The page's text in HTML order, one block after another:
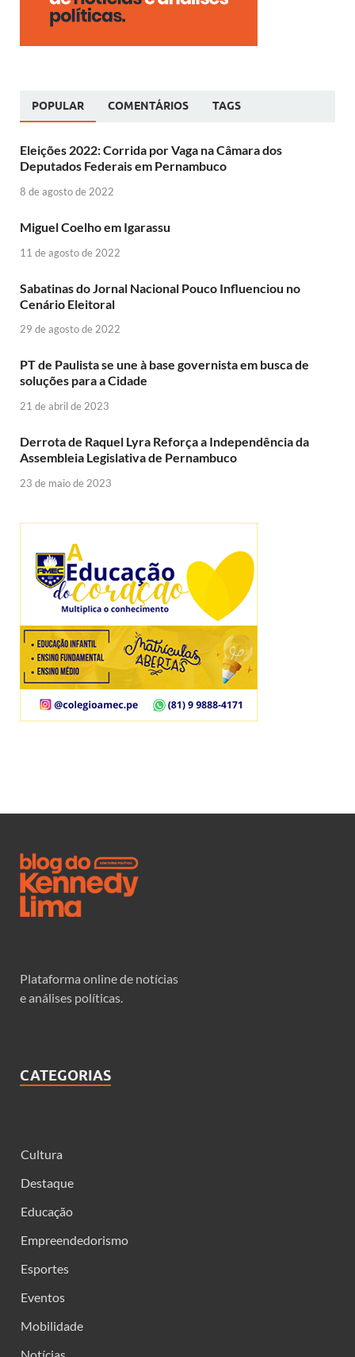
POPULAR COMENTÁRIOS TAGS
Eleições 2022: Corrida por Vaga na Câmara dos
Deputados Federais em Pernambuco
8 de agosto de 2022
Miguel Coelho em Igarassu
11 de agosto de 2022
Sabatinas do Jornal Nacional Pouco Influenciou no
Cenário Eleitoral
29 de agosto de 2022
PT de Paulista se une à base governista em busca de
soluções para a Cidade
21 de abril de 2023
Derrota de Raquel Lyra Reforça a Independência da
Assembleia Legislativa de Pernambuco
23 de maio de 2023
Plataforma online de notícias
e análises políticas.
CATEGORIAS
Cultura
Destaque
Educação
Empreendedorismo
Esportes
Eventos
Mobilidade